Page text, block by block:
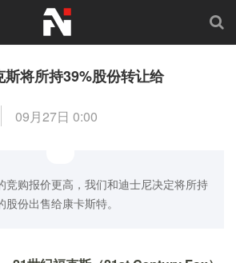
将所持39%股份转让给
09月27日 0:00
竞购报价更高，我们和迪士尼决定将所持
份出售给康卡斯特。